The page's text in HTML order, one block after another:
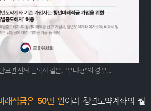
보면 진짜 돈복사 같음, "우대형"의 경우...
래적금은 50만 원이라 청년도약계좌의 월